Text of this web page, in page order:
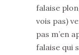
falaise
vois pas)
pas m’en
falaise qui